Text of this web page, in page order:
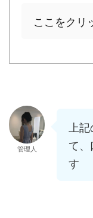
ここをクリ
管理人
上
て
す